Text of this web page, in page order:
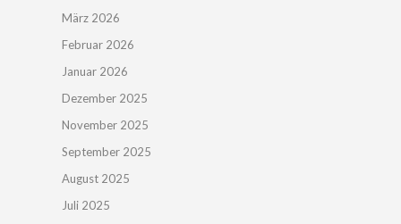
März 2026
Februar 2026
Januar 2026
Dezember 2025
November 2025
September 2025
August 2025
Juli 2025